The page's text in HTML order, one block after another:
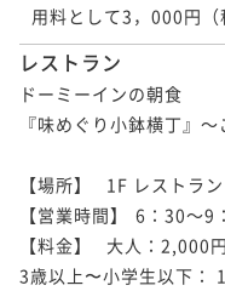
用料として3，000円（
レストラン
ドーミーインの朝食
『味めぐり小鉢横丁』
【場所】	1F レストラン　Hatago
【営業時間】	6：30～9：30（最終入店 9：00）
【料金】	大人：2,000円
3歳以上〜小学生以下：